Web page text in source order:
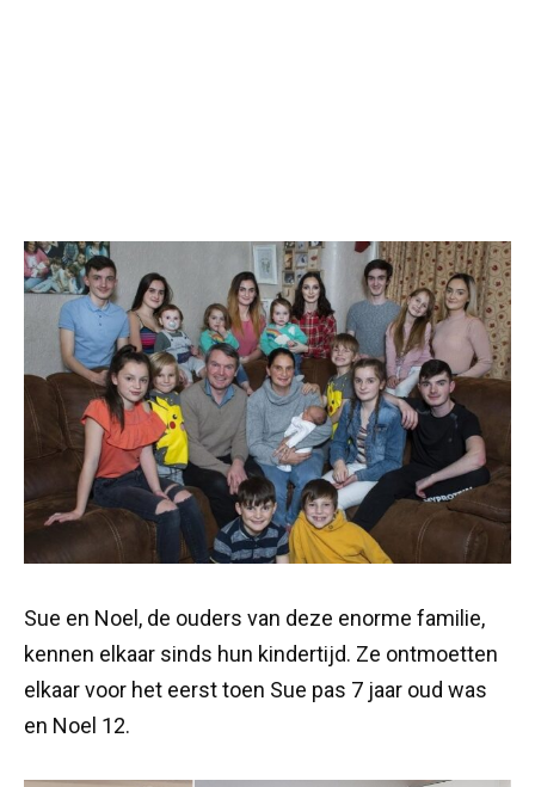
Sue en Noel, de ouders van deze enorme familie,
kennen elkaar sinds hun kindertijd. Ze ontmoetten
elkaar voor het eerst toen Sue pas 7 jaar oud was
en Noel 12.